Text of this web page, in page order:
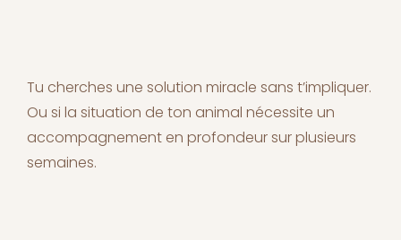
Tu cherches une solution miracle sans t’impliquer.
Ou si la situation de ton animal nécessite un
accompagnement en profondeur sur plusieurs
semaines.